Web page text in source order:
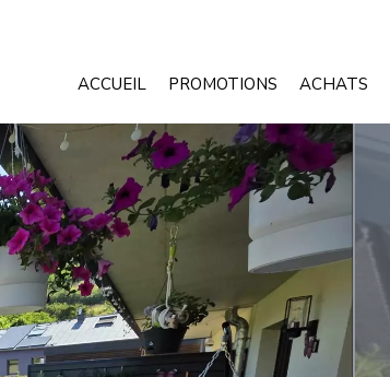
ACCUEIL PROMOTIONS ACHATS